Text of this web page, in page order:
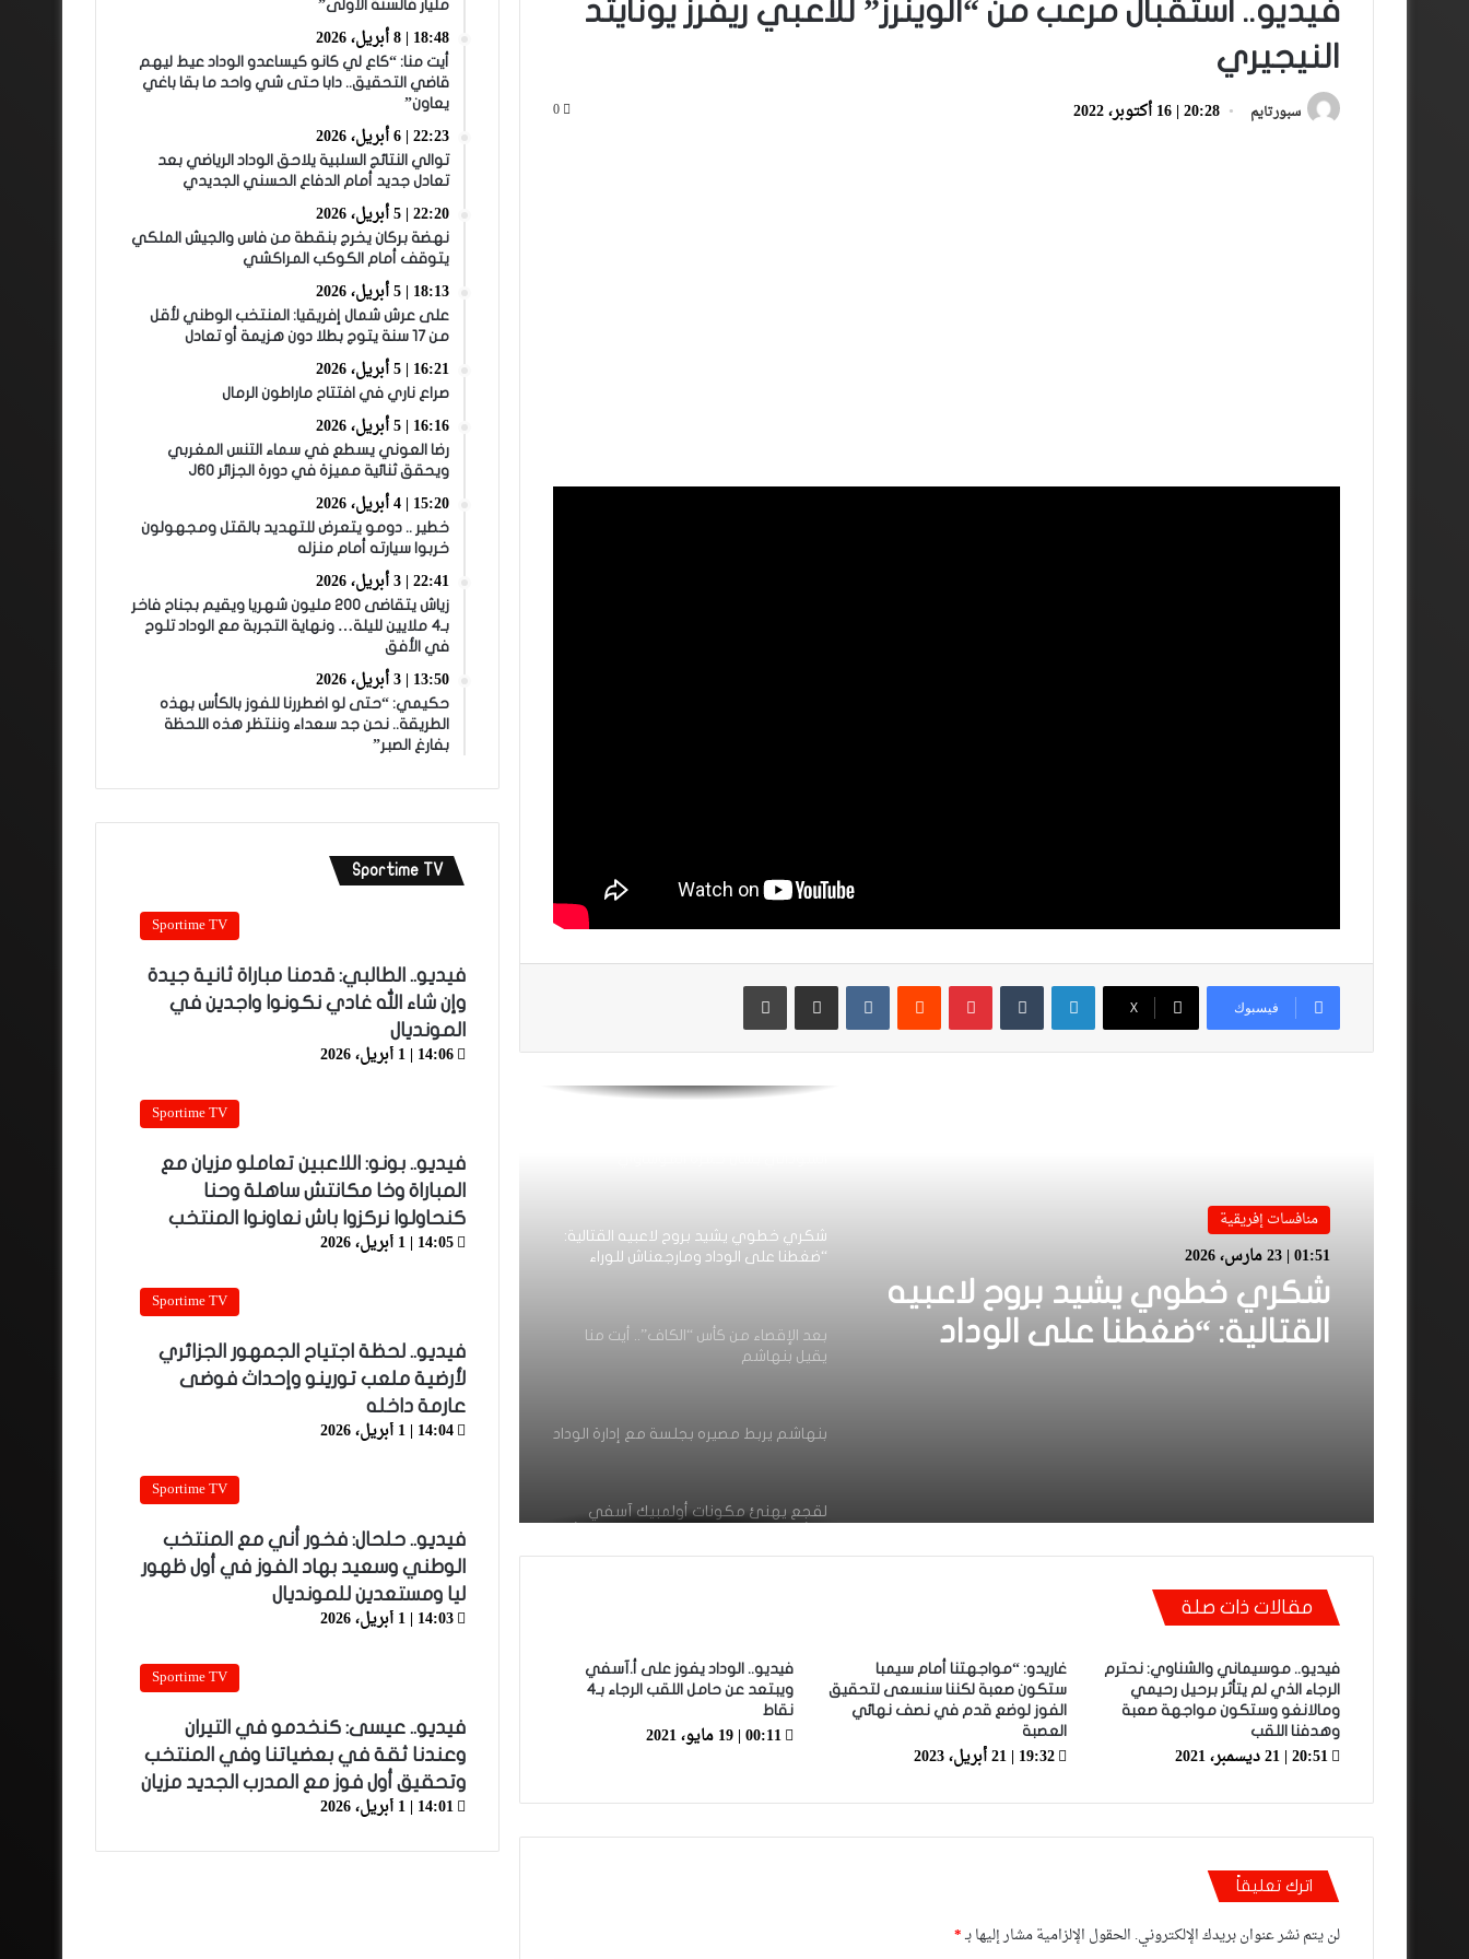
فيديو.. استقبال مرعب من “الوينرز” للاعبي ريفرز يونايتد
النيجيري
سبورتايم 20:28 | 16 أكتوبر، 2022 0
فيسبوك ‫X
لينكدإن بينتيريست مشاركة عبر البريد طباعة
منافسات إفريقية
01:51 | 23 مارس، 2026
شكري خطوي يشيد بروح لاعبيه
القتالية: “ضغطنا على الوداد
الجيش الملكي
النادي
شكري خطوي يشيد بروح لاعبيه القتالية:
“ضغطنا على الوداد ومارجعناش للوراء
بعد الإقصاء من كأس “الكاف”.. أيت منا
يقيل بنهاشم
بنهاشم يربط مصيره بجلسة مع إدارة الوداد
لقجع يهنئ مكونات أولمبيك آسفي
“الكاف” على حساب الوداد
بعد التأهل لنصف نهائي عصبة الأبطال في
أول مشاركة.. لقجع يهنئ نهضة بركان
عصبة أبطال إفريقيا.. نهضة بركان يحسم
مقالات ذات صلة
فيديو.. موسيماني والشناوي: نحترم
الرجاء الذي لم يتأثر برحيل رحيمي
ومالانغو وستكون مواجهة صعبة
وهدفنا اللقب
20:51 | 21 ديسمبر، 2021
غاريدو: “مواجهتنا أمام سيمبا
ستكون صعبة لكننا سنسعى لتحقيق
الفوز لوضع قدم في نصف نهائي
العصبة
19:32 | 21 أبريل، 2023
فيديو.. الوداد يفوز على أ.آسفي
ويبتعد عن حامل اللقب الرجاء بـ4
نقاط
00:11 | 19 مايو، 2021
اترك تعليقاً
لن يتم نشر عنوان بريدك الإلكتروني. الحقول الإلزامية مشار إليها بـ*
مليار فالسنة الأولى”
18:48 | 8 أبريل، 2026
أيت منا: “كاع لي كانو كيساعدو الوداد عيط ليهم
قاضي التحقيق.. دابا حتى شي واحد ما بقا باغي
يعاون”
22:23 | 6 أبريل، 2026
توالي النتائج السلبية يلاحق الوداد الرياضي بعد
تعادل جديد أمام الدفاع الحسني الجديدي
22:20 | 5 أبريل، 2026
نهضة بركان يخرج بنقطة من فاس والجيش الملكي
يتوقف أمام الكوكب المراكشي
18:13 | 5 أبريل، 2026
على عرش شمال إفريقيا: المنتخب الوطني لأقل
من 17 سنة يتوج بطلا دون هزيمة أو تعادل
16:21 | 5 أبريل، 2026
صراع ناري في افتتاح ماراطون الرمال
16:16 | 5 أبريل، 2026
رضا العوني يسطع في سماء التنس المغربي
ويحقق ثنائية مميزة في دورة الجزائر J60
15:20 | 4 أبريل، 2026
خطير .. دومو يتعرض للتهديد بالقتل ومجهولون
خربوا سيارته أمام منزله
22:41 | 3 أبريل، 2026
زياش يتقاضى 200 مليون شهريا ويقيم بجناح فاخر
بـ4 ملايين لليلة… ونهاية التجربة مع الوداد تلوح
في الأفق
13:50 | 3 أبريل، 2026
حكيمي: “حتى لو اضطررنا للفوز بالكأس بهذه
الطريقة.. نحن جد سعداء وننتظر هذه اللحظة
بفارغ الصبر”
Sportime TV
Sportime TV
فيديو.. الطالبي: قدمنا مباراة ثانية جيدة
وإن شاء الله غادي نكونوا واجدين في
المونديال
14:06 | 1 أبريل، 2026
Sportime TV
فيديو.. بونو: اللاعبين تعاملو مزيان مع
المباراة وخا مكانتش ساهلة وحنا
كنحاولوا نركزوا باش نعاونوا المنتخب
14:05 | 1 أبريل، 2026
Sportime TV
فيديو.. لحظة اجتياح الجمهور الجزائري
لأرضية ملعب تورينو وإحداث فوضى
عارمة داخله
14:04 | 1 أبريل، 2026
Sportime TV
فيديو.. حلحال: فخور أني مع المنتخب
الوطني وسعيد بهاد الفوز في أول ظهور
ليا ومستعدين للمونديال
14:03 | 1 أبريل، 2026
Sportime TV
فيديو.. عيسى: كنخدمو في التيران
وعندنا ثقة في بعضياتنا وفي المنتخب
وتحقيق أول فوز مع المدرب الجديد مزيان
14:01 | 1 أبريل، 2026